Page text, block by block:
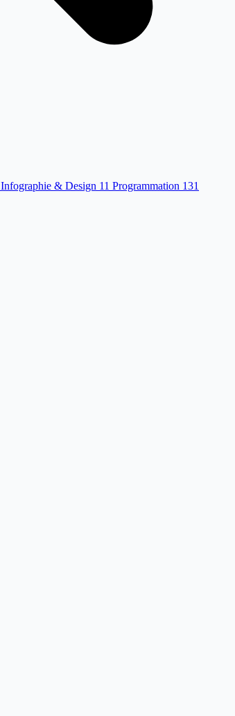
Infographie & Design 11 Programmation 131